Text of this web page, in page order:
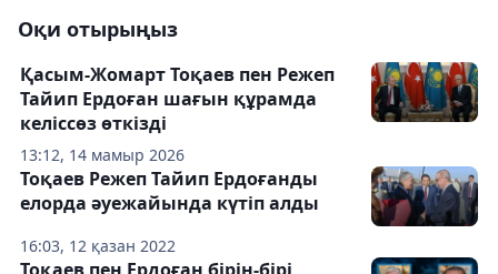
Оқи отырыңыз
13:12, 14 мамыр 2026
Қасым-Жомарт Тоқаев пен Режеп
Тайип Ердоған шағын құрамда
келіссөз өткізді
16:03, 12 қазан 2022
Тоқаев Режеп Тайип Ердоғанды
елорда әуежайында күтіп алды
Тоқаев пен Ердоған бірін-бірі